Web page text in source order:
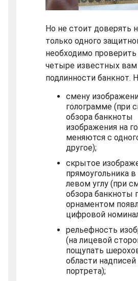
Но не стоит доверять
только одного
необходимо проверить
четыре известных
подлинности банкнот.
смену
голограмме (при
обзора банкноты
изображения на
меняются с
другое);
скрытое
прямоугольника
левом углу (при
обзора банкноты
орнаментом
цифровой
рельефность
(на лицевой
пощупать
области надписей
портрета);